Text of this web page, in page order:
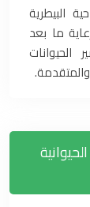
البيطرية
ما بعد
الحيوانات
والمتقدمة.
الحيوانية